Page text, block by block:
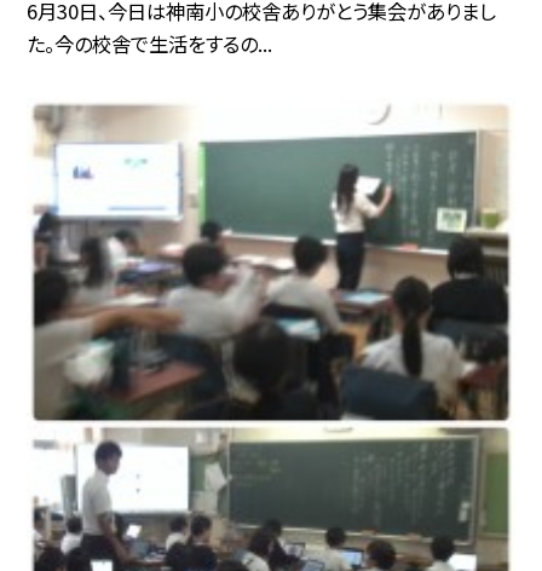
6月30日、今日は神南小の校舎ありがとう集会がありまし
た。今の校舎で生活をするの...